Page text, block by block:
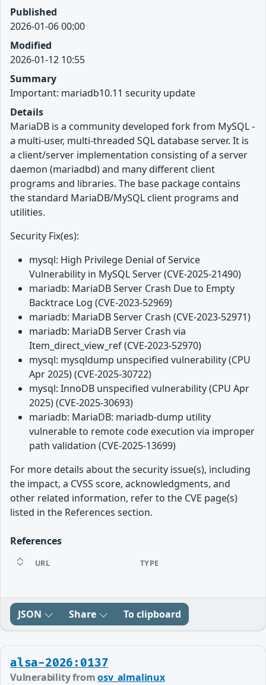
Published
2026-01-06 00:00
Modified
2026-01-12 10:55
Summary
Important: mariadb10.11 security update
Details
MariaDB is a community developed fork from MySQL -
a multi-user, multi-threaded SQL database server. It is
a client/server implementation consisting of a server
daemon (mariadbd) and many different client
programs and libraries. The base package contains
the standard MariaDB/MySQL client programs and
utilities.
Security Fix(es):
mysql: High Privilege Denial of Service
Vulnerability in MySQL Server (CVE-2025-21490)
mariadb: MariaDB Server Crash Due to Empty
Backtrace Log (CVE-2023-52969)
mariadb: MariaDB Server Crash (CVE-2023-52971)
mariadb: MariaDB Server Crash via
Item_direct_view_ref (CVE-2023-52970)
mysql: mysqldump unspecified vulnerability (CPU
Apr 2025) (CVE-2025-30722)
mysql: InnoDB unspecified vulnerability (CPU Apr
2025) (CVE-2025-30693)
mariadb: MariaDB: mariadb-dump utility
vulnerable to remote code execution via improper
path validation (CVE-2025-13699)
For more details about the security issue(s), including
the impact, a CVSS score, acknowledgments, and
other related information, refer to the CVE page(s)
listed in the References section.
References
URL TYPE
JSON Share To clipboard
alsa-2026:0137
Vulnerability fromosv_almalinux